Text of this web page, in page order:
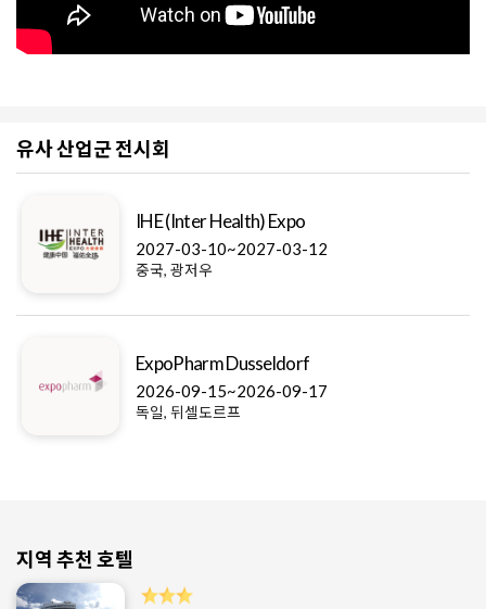
유사 산업군 전시회
IHE (Inter Health) Expo
2027-03-10~2027-03-12
중국, 광저우
ExpoPharm Dusseldorf
2026-09-15~2026-09-17
독일, 뒤셀도르프
지역 추천 호텔